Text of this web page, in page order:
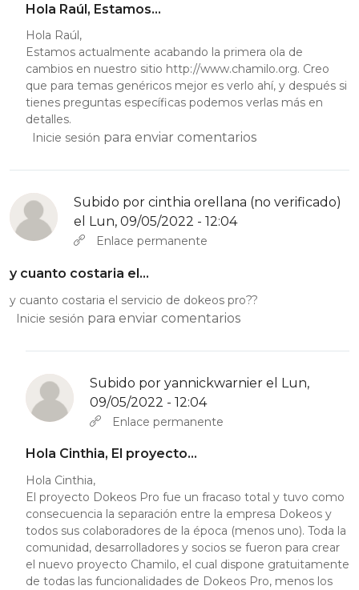
Hola Raúl, Estamos…
Hola Raúl,
Estamos actualmente acabando la primera ola de
cambios en nuestro sitio http://www.chamilo.org. Creo
que para temas genéricos mejor es verlo ahí, y después si
tienes preguntas específicas podemos verlas más en
detalles.
Inicie sesión para enviar comentarios
Subido por cinthia orellana (no verificado)
el Lun, 09/05/2022 - 12:04
Enlace permanente
y cuanto costaria el…
y cuanto costaria el servicio de dokeos pro??
Inicie sesión para enviar comentarios
Subido por yannickwarnier el Lun,
09/05/2022 - 12:04
En respuesta a y cuanto costaria el…
Enlace permanente
Hola Cinthia, El proyecto…
Hola Cinthia,
El proyecto Dokeos Pro fue un fracaso total y tuvo como
consecuencia la separación entre la empresa Dokeos y
todos sus colaboradores de la época (menos uno). Toda la
comunidad, desarrolladores y socios se fueron para crear
el nuevo proyecto Chamilo, el cual dispone gratuitamente
de todas las funcionalidades de Dokeos Pro, menos los